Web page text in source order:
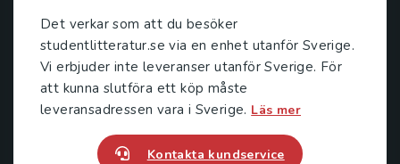
Det verkar som att du besöker
studentlitteratur.se via en enhet utanför Sverige.
Vi erbjuder inte leveranser utanför Sverige. För
att kunna slutföra ett köp måste
leveransadressen vara i Sverige. Läs mer
Kontakta kundservice
informationstjänster i utbudet, finns Studentlitteratur med
längs hela kunskapsresan.
Kontakta oss
Kontakta oss